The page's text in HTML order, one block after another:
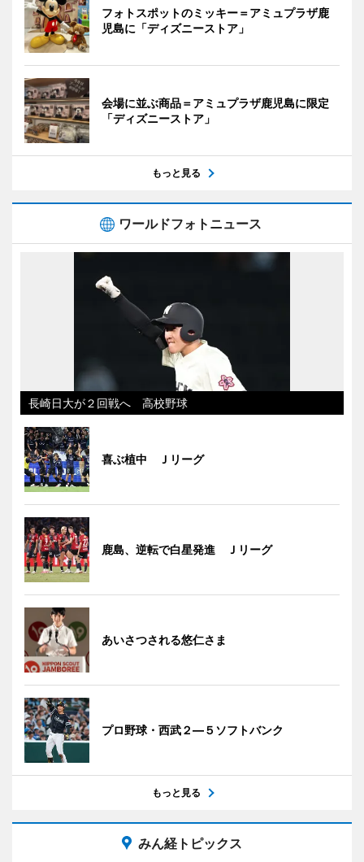
フォトスポットのミッキー＝アミュプラザ鹿
児島に「ディズニーストア」
会場に並ぶ商品＝アミュプラザ鹿児島に限定
「ディズニーストア」
もっと見る
ワールドフォトニュース
長崎日大が２回戦へ 高校野球
喜ぶ植中 Ｊリーグ
鹿島、逆転で白星発進 Ｊリーグ
あいさつされる悠仁さま
プロ野球・西武２―５ソフトバンク
もっと見る
みん経トピックス